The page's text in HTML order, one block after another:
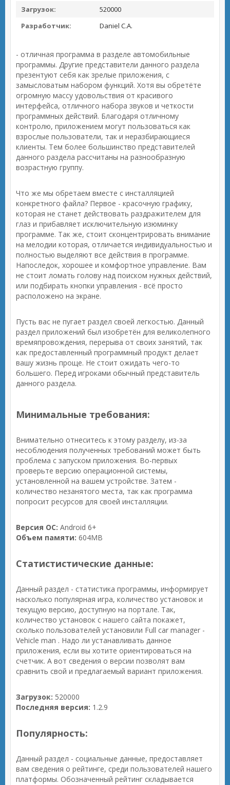
Загрузок:
520000
Разработчик:
Daniel C.A.
- отличная программа в разделе автомобильные
программы. Другие представители данного раздела
презентуют себя как зрелые приложения, с
замысловатым набором функций. Хотя вы обретёте
огромную массу удовольствия от красивого
интерфейса, отличного набора звуков и четкости
программных действий. Благодаря отличному
контролю, приложением могут пользоваться как
взрослые пользователи, так и неразбирающиеся
клиенты. Тем более большинство представителей
данного раздела рассчитаны на разнообразную
возрастную группу.
Что же мы обретаем вместе с инсталляцией
конкретного файла? Первое - красочную графику,
которая не станет действовать раздражителем для
глаз и прибавляет исключительную изюминку
программе. Так же, стоит сконцентрировать внимание
на мелодии которая, отличается индивидуальностью и
полностью выделяют все действия в программе.
Напоследок, хорошее и комфортное управление. Вам
не стоит ломать голову над поиском нужных действий,
или подбирать кнопки управления - всё просто
расположено на экране.
Пусть вас не пугает раздел своей легкостью. Данный
раздел приложений был изобретён для великолепного
времяпровождения, перерыва от своих занятий, так
как предоставленный программный продукт делает
вашу жизнь проще. Не стоит ожидать чего-то
большего. Перед игроками обычный представитель
данного раздела.
Минимальные требования:
Внимательно отнеситесь к этому разделу, из-за
несоблюдения полученных требований может быть
проблема с запуском приложения. Во-первых
проверьте версию операционной системы,
установленной на вашем устройстве. Затем -
количество незанятого места, так как программа
попросит ресурсов для своей инсталляции.
Версия ОС: Android 6+
Объем памяти: 604MB
Статистистические данные:
Данный раздел - статистика программы, информирует
насколько популярная игра, количество установок и
текущую версию, доступную на портале. Так,
количество установок с нашего сайта покажет,
сколько пользователей установили Full car manager -
Vehicle man . Надо ли устанавливать данное
приложения, если вы хотите ориентироваться на
счетчик. А вот сведения о версии позволят вам
сравнить свой и предлагаемый вариант приложения.
Загрузок: 520000
Последняя версия: 1.2.9
Популярность:
Данный раздел - социальные данные, предоставляет
вам сведения о рейтинге, среди пользователей нашего
платформы. Обозначенный рейтинг складывается